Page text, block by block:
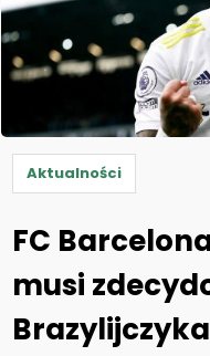
Aktualności
FC
musi